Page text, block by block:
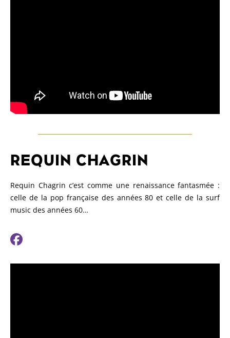
REQUIN CHAGRIN
Requin Chagrin c’est comme une renaissance fantasmée :
celle de la pop française des années 80 et celle de la surf
music des années 60…